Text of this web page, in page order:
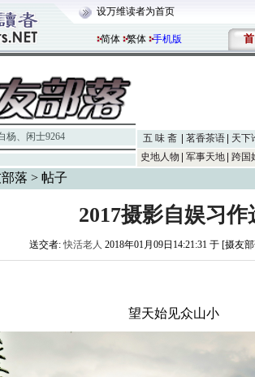
设万维读者为首页
简体 繁体 手机版 首
杨、 闲士9264 五 味 斋 茗香茶语
天下
史地人物
军事天地 跨国
落 > 帖子
2017摄影自娱习作
送交者:快活老人 2018年01月09日14:21:31 于 [摄友
望天始见众山小